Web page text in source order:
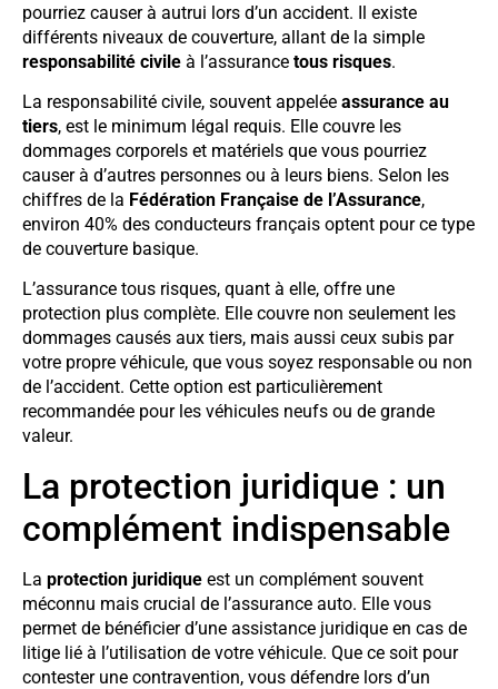
pourriez causer à autrui lors d’un accident. Il existe
différents niveaux de couverture, allant de la simple
responsabilité civile à l’assurance tous risques.
La responsabilité civile, souvent appelée assurance au
tiers, est le minimum légal requis. Elle couvre les
dommages corporels et matériels que vous pourriez
causer à d’autres personnes ou à leurs biens. Selon les
chiffres de la Fédération Française de l’Assurance,
environ 40% des conducteurs français optent pour ce type
de couverture basique.
L’assurance tous risques, quant à elle, offre une
protection plus complète. Elle couvre non seulement les
dommages causés aux tiers, mais aussi ceux subis par
votre propre véhicule, que vous soyez responsable ou non
de l’accident. Cette option est particulièrement
recommandée pour les véhicules neufs ou de grande
valeur.
La protection juridique : un
complément indispensable
La protection juridique est un complément souvent
méconnu mais crucial de l’assurance auto. Elle vous
permet de bénéficier d’une assistance juridique en cas de
litige lié à l’utilisation de votre véhicule. Que ce soit pour
contester une contravention, vous défendre lors d’un